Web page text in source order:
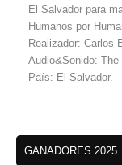
El Salvador para
Humanos por
Realizador: Carlos
Audio&Sonido:
País: El Salvador.
GANADORES 2025